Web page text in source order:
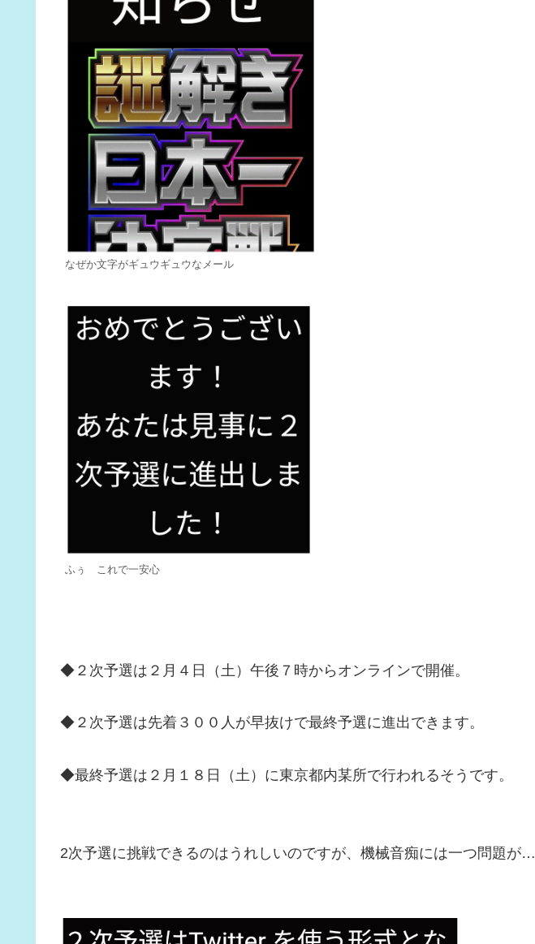
なぜか文字がギュウギュウなメール
ふぅ これで一安心
◆２次予選は２月４日（土）午後７時からオンラインで開催。
◆２次予選は先着３００人が早抜けで最終予選に進出できます。
◆最終予選は２月１８日（土）に東京都内某所で行われるそうです。
2次予選に挑戦できるのはうれしいのですが、機械音痴には一つ問題が…